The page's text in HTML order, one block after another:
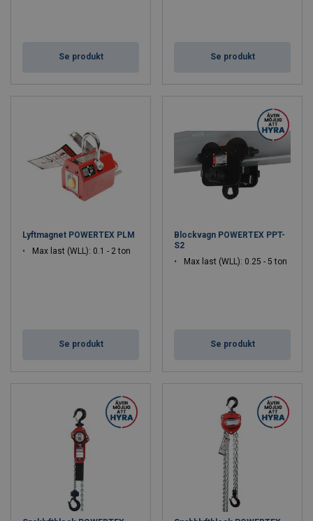
Se produkt Se produkt
Lyftmagnet POWERTEX PLM
Max last (WLL): 0.1 - 2 ton
Se produkt
Blockvagn POWERTEX PPT-
S2
Max last (WLL): 0.25 - 5 ton
Se produkt